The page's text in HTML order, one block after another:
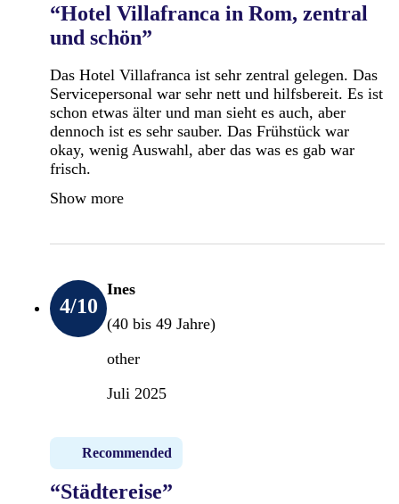
“Hotel Villafranca in Rom, zentral
und schön”
Das Hotel Villafranca ist sehr zentral gelegen. Das
Servicepersonal war sehr nett und hilfsbereit. Es ist
schon etwas älter und man sieht es auch, aber
dennoch ist es sehr sauber. Das Frühstück war
okay, wenig Auswahl, aber das was es gab war
frisch.
Show more
4/10
Ines
(40 bis 49 Jahre)
other
Juli 2025
Recommended
“Städtereise”